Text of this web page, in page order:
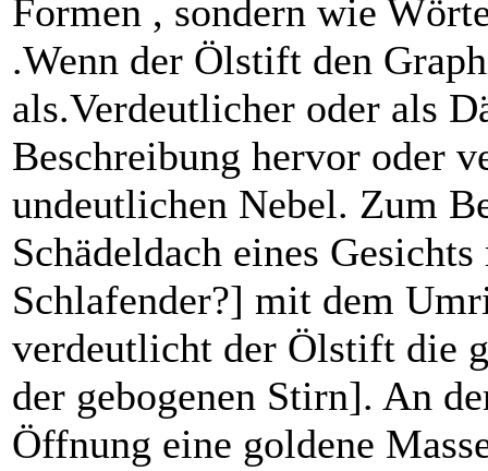
Formen , sondern wie
.Wenn der Ölstift den
als.Verdeutlicher oder als
Beschreibung hervor oder
undeutlichen Nebel. Zum
Schädeldach eines
Schlafender?] mit dem
verdeutlicht der Ölstift die
der gebogenen Stirn]. An
Öffnung eine goldene